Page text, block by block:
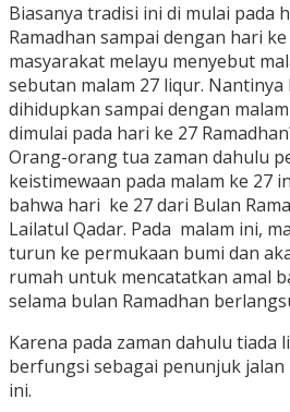
Biasanya tradisi ini di mulai pada
Ramadhan sampai dengan hari
masyarakat melayu menyebut
sebutan malam 27 liqur. Nantinya
dihidupkan sampai dengan
dimulai pada hari ke 27
Orang-orang tua zaman dahulu
keistimewaan pada malam ke 27
bahwa hari ke 27 dari Bulan
Lailatul Qadar. Pada malam ini,
turun ke permukaan bumi dan
rumah untuk mencatatkan amal
selama bulan Ramadhan
Karena pada zaman dahulu tiada
berfungsi sebagai penunjuk
ini.